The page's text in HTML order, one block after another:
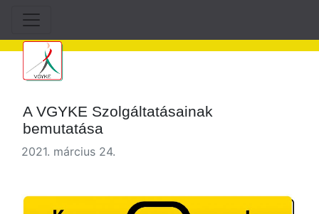
A VGYKE Szolgáltatásainak
bemutatása
2021. március 24.